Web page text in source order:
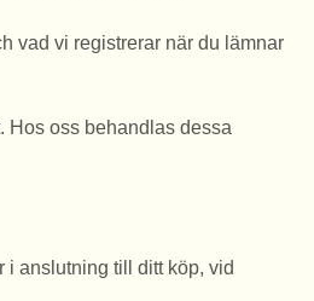
vad vi registrerar när du lämnar
Hos oss behandlas dessa
i anslutning till ditt köp, vid